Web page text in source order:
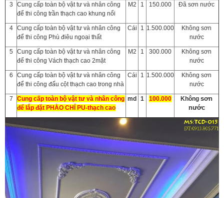
3
Cung cấp toàn bộ vật tư và nhân công
để thi công trần thạch cao khung nổi
M2 1 150.000 Đã sơn nước
4
Cung cấp toàn bộ vật tư và nhân công
để thi công Phù điêu ngoại thất
Cái 1 1.500.000
Không sơn
nước
5
Cung cấp toàn bộ vật tư và nhân công
để thi công Vách thạch cao 2mặt
M2 1 300.000
Không sơn
nước
6
Cung cấp toàn bộ vật tư và nhân công
để thi công đấu cột thạch cao trong nhà
Cái 1 1.500.000
Không sơn
nước
7
Cung cấp toàn bộ vật tư và nhân công
để lắp đặt PHÀO CHỈ PU-thạch cao
md 1 100.000 Không sơn
nước